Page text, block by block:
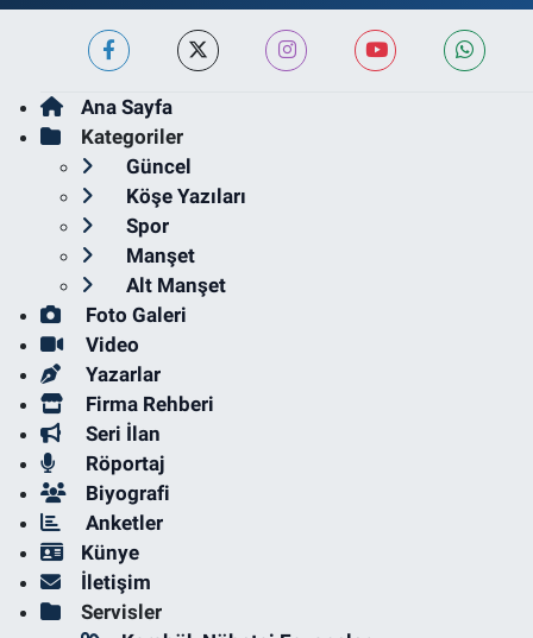
Ana Sayfa
Kategoriler
Güncel
Köşe Yazıları
Spor
Manşet
Alt Manşet
Foto Galeri
Video
Yazarlar
Firma Rehberi
Seri İlan
Röportaj
Biyografi
Anketler
Künye
İletişim
Servisler